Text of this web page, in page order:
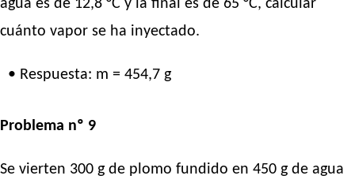
agua es de 12,8 °C y la final es de 65 °C, calcular
cuánto vapor se ha inyectado.
• Respuesta: m = 454,7 g
Problema nº 9
Se vierten 300 g de plomo fundido en 450 g de agua